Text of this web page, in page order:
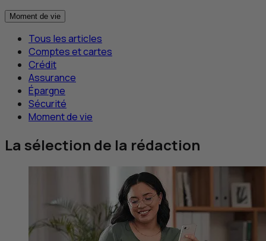
Moment de vie
Tous les articles
Comptes et cartes
Crédit
Assurance
Épargne
Sécurité
Moment de vie
La sélection de la rédaction